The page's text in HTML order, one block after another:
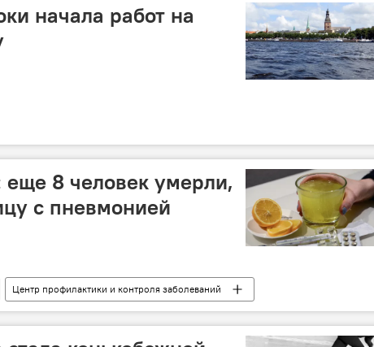
начала работ на
еще 8 человек умерли,
с пневмонией
Центр профилактики и контроля заболеваний